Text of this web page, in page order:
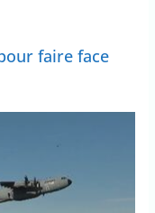
faire face